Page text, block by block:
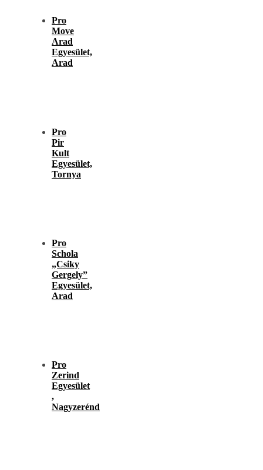
Pro
Move
Arad
Egyesület,
Arad
Pro
Pir
Kult
Egyesület,
Tornya
Pro
Schola
„Csiky
Gergely”
Egyesület,
Arad
Pro
Zerind
Egyesület
,
Nagyzerénd